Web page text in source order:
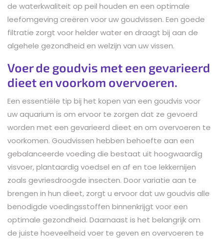
de waterkwaliteit op peil houden en een optimale
leefomgeving creëren voor uw goudvissen. Een goede
filtratie zorgt voor helder water en draagt bij aan de
algehele gezondheid en welzijn van uw vissen.
Voer de goudvis met een gevarieerd
dieet en voorkom overvoeren.
Een essentiële tip bij het kopen van een goudvis voor
uw aquarium is om ervoor te zorgen dat ze gevoerd
worden met een gevarieerd dieet en om overvoeren te
voorkomen. Goudvissen hebben behoefte aan een
gebalanceerde voeding die bestaat uit hoogwaardig
visvoer, plantaardig voedsel en af en toe lekkernijen
zoals gevriesdroogde insecten. Door variatie aan te
brengen in hun dieet, zorgt u ervoor dat uw goudvis alle
benodigde voedingsstoffen binnenkrijgt voor een
optimale gezondheid. Daarnaast is het belangrijk om
de juiste hoeveelheid voer te geven en overvoeren te